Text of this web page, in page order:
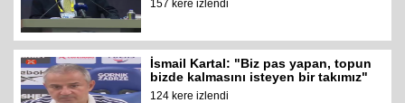
157 kere izlendi
İsmail Kartal: "Biz pas yapan, topun
bizde kalmasını isteyen bir takımız"
124 kere izlendi